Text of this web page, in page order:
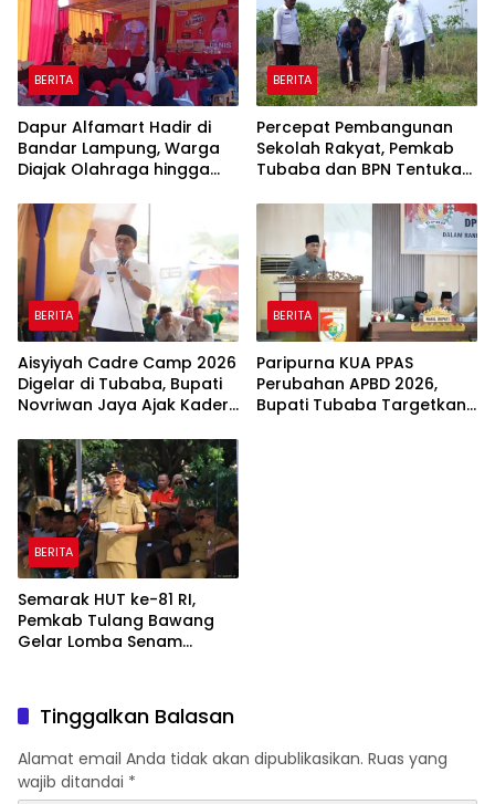
BERITA
Dapur Alfamart Hadir di
Bandar Lampung, Warga
Diajak Olahraga hingga
BERITA
Percepat Pembangunan
Sekolah Rakyat, Pemkab
Tubaba dan BPN Tentukan
BERITA
Aisyiyah Cadre Camp 2026
Digelar di Tubaba, Bupati
Novriwan Jaya Ajak Kader
Pembangunan
BERITA
Paripurna KUA PPAS
Perubahan APBD 2026,
Bupati Tubaba Targetkan
BERITA
Semarak HUT ke-81 RI,
Pemkab Tulang Bawang
Gelar Lomba Senam
Tinggalkan Balasan
Alamat email Anda tidak akan dipublikasikan. Ruas yang
wajib ditandai *